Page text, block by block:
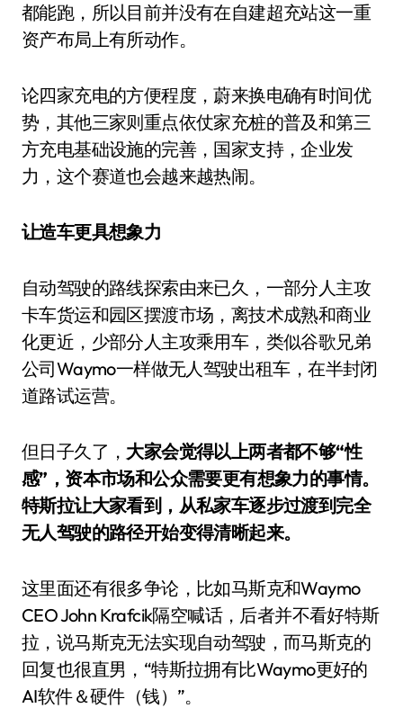
都能跑，所以目前并没有在自建超充站这一重
资产布局上有所动作。
论四家充电的方便程度，蔚来换电确有时间优
势，其他三家则重点依仗家充桩的普及和第三
方充电基础设施的完善，国家支持，企业发
力，这个赛道也会越来越热闹。
让造车更具想象力
自动驾驶的路线探索由来已久，一部分人主攻
卡车货运和园区摆渡市场，离技术成熟和商业
化更近，少部分人主攻乘用车，类似谷歌兄弟
公司Waymo一样做无人驾驶出租车，在半封闭
道路试运营。
但日子久了， 大家会觉得以上两者都不够“性
感”，资本市场和公众需要更有想象力的事情。
特斯拉让大家看到，从私家车逐步过渡到完全
无人驾驶的路径开始变得清晰起来。
这里面还有很多争论，比如马斯克和Waymo
CEO John Krafcik隔空喊话，后者并不看好特斯
拉，说马斯克无法实现自动驾驶，而马斯克的
回复也很直男，“特斯拉拥有比Waymo更好的
AI软件＆硬件（钱）”。